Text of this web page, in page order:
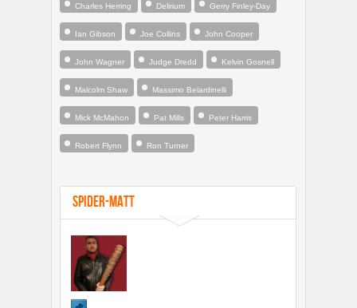
Charles Herring Delirium Gerry Finley-Day
Ian Gibson Joe Collins John Cooper
John Wagner Judge Dredd Kelvin Gosnell
Malcolm Shaw Massimo Belardinelli
Mick McMahon Pat Mills Peter Harris
Robert Flynn Ron Turner
Spider-Matt